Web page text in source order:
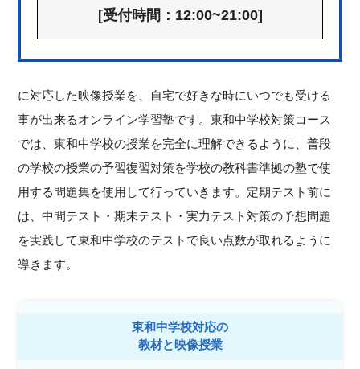
[受付時間：12:00~21:00]
に対応した映像授業を、自宅で好きな時にいつでも受ける
事が出来るオンライン学習塾です。東和中学校対策コース
では、東和中学校の授業を完全に理解できるように、普段
の学校の授業の予習復習対策を学校の教科書準拠の塾で使
用する問題集を使用して行っていきます。定期テスト前に
は、中間テスト・期末テスト・実力テスト対策の予想問題
を実践して東和中学校のテストで良い点数が取れるように
導きます。
東和中学校対応の
教材と映像授業